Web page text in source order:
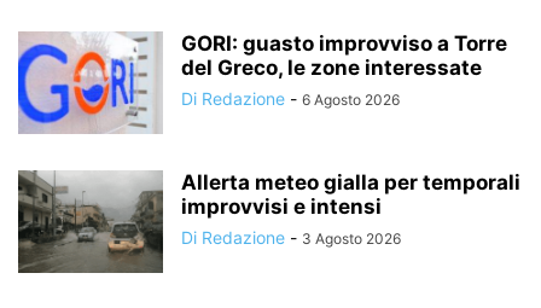
GORI: guasto improvviso a Torre
del Greco, le zone interessate
Di Redazione - 6 Agosto 2026
Allerta meteo gialla per temporali
improvvisi e intensi
Di Redazione - 3 Agosto 2026